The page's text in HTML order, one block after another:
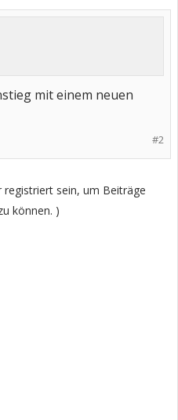
mit einem neuen
#2
sein, um Beiträge
können. )